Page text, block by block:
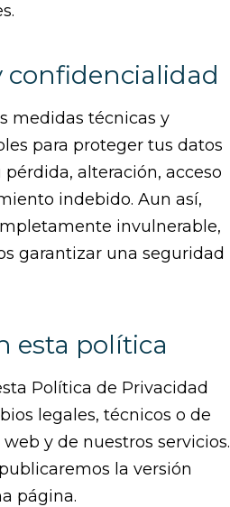
confidencialidad
medidas técnicas y
para proteger tus datos
alteración, acceso
indebido. Aun así,
invulnerable,
garantizar una seguridad
esta política
Política de Privacidad
legales, técnicos o de
y de nuestros servicios.
la versión
página.